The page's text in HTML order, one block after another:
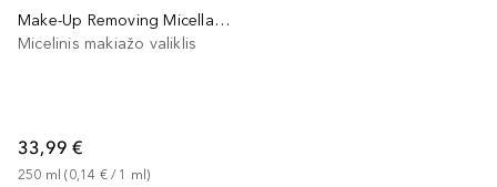
Make-Up Removing Micellar Water
Micelinis makiažo valiklis
33,99 €
250 ml (0,14 € / 1 ml)